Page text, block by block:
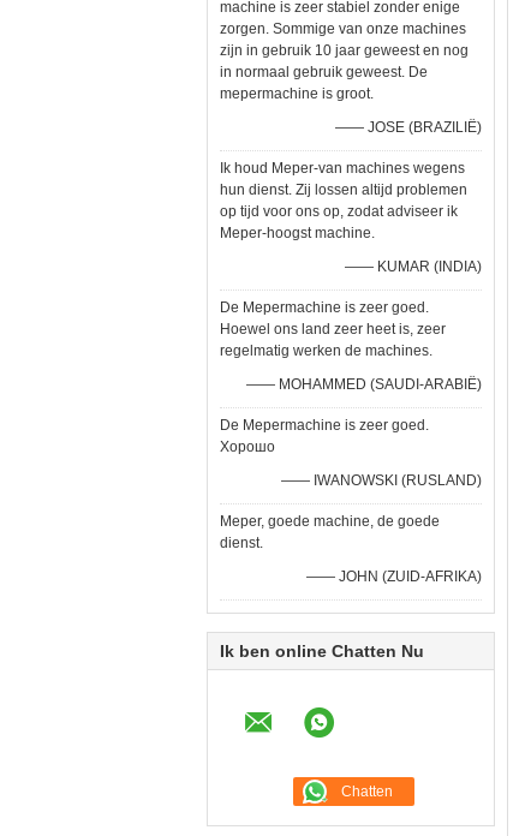
machine is zeer stabiel zonder enige
zorgen. Sommige van onze machines
zijn in gebruik 10 jaar geweest en nog
in normaal gebruik geweest. De
mepermachine is groot.
—— JOSE (BRAZILIË)
Ik houd Meper-van machines wegens
hun dienst. Zij lossen altijd problemen
op tijd voor ons op, zodat adviseer ik
Meper-hoogst machine.
—— KUMAR (INDIA)
De Mepermachine is zeer goed.
Hoewel ons land zeer heet is, zeer
regelmatig werken de machines.
—— MOHAMMED (SAUDI-ARABIË)
De Mepermachine is zeer goed.
Хорошо
—— IWANOWSKI (RUSLAND)
Meper, goede machine, de goede
dienst.
—— JOHN (ZUID-AFRIKA)
Ik ben online Chatten Nu